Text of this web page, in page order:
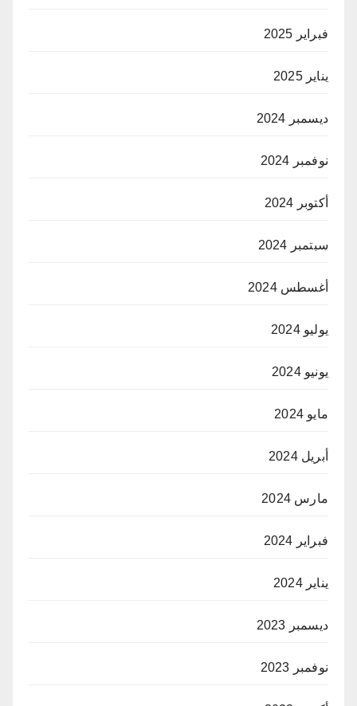
فبراير 2025
يناير 2025
ديسمبر 2024
نوفمبر 2024
أكتوبر 2024
سبتمبر 2024
أغسطس 2024
يوليو 2024
يونيو 2024
مايو 2024
أبريل 2024
مارس 2024
فبراير 2024
يناير 2024
ديسمبر 2023
نوفمبر 2023